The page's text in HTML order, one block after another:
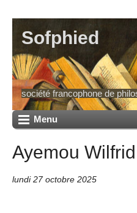
Sofphied
société francophone de
Menu
Ayemou
lundi 27 octobre 2025